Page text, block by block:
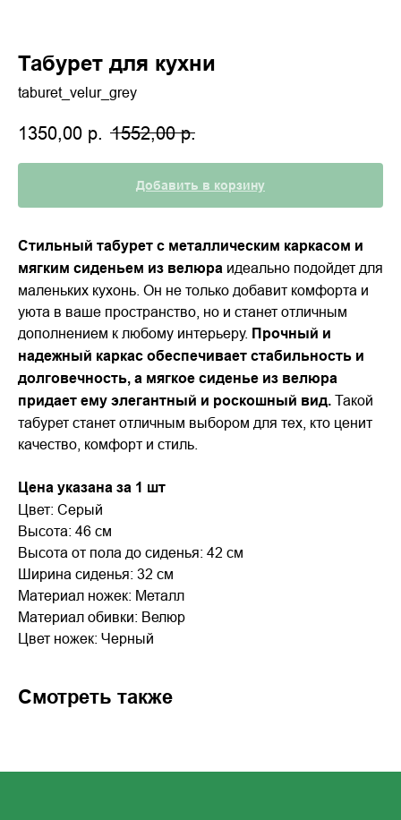
Табурет для кухни
taburet_velur_grey
1350,00 р. 1552,00 р.
Добавить в корзину
Стильный табурет с металлическим каркасом и
мягким сиденьем из велюра идеально подойдет для
маленьких кухонь. Он не только добавит комфорта и
уюта в ваше пространство, но и станет отличным
дополнением к любому интерьеру. Прочный и
надежный каркас обеспечивает стабильность и
долговечность, а мягкое сиденье из велюра
придает ему элегантный и роскошный вид. Такой
табурет станет отличным выбором для тех, кто ценит
качество, комфорт и стиль.
Цена указана за 1 шт
Цвет: Серый
Высота: 46 см
Высота от пола до сиденья: 42 см
Ширина сиденья: 32 см
Материал ножек: Металл
Материал обивки: Велюр
Цвет ножек: Черный
Смотреть также